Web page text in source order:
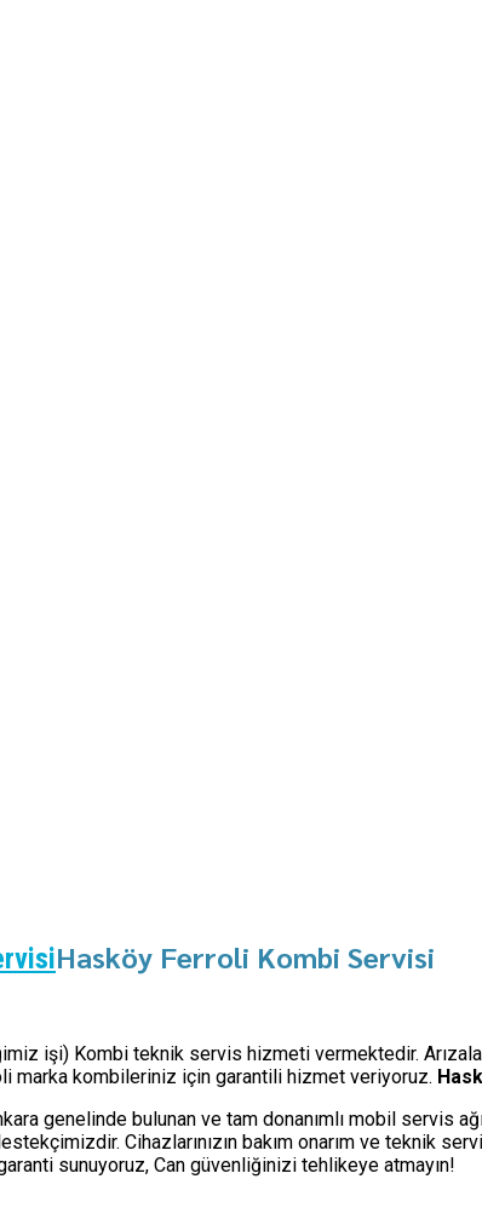
Hasköy Ferroli Kombi Servisi
işi) Kombi teknik servis hizmeti vermektedir.
marka kombileriniz için garantili hizmet veriyoruz.
genelinde bulunan ve tam donanımlı mobil
Cihazlarınızın bakım onarım ve teknik
sunuyoruz, Can güvenliğinizi tehlikeye atmayın!